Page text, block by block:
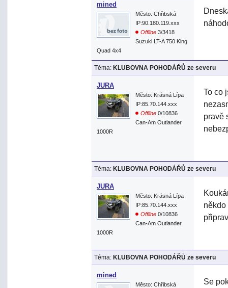
mined
Město: Chřibská
IP:90.180.119.xxx
Offline 3/3418
Suzuki LT-A 750 King
Quad 4x4
Téma: KLUBOVNA POHODÁŘŮ ze severu
JURA
Město: Krásná Lípa
IP:85.70.144.xxx
Offline 0/10836
Can-Am Outlander
1000R
To co
pravě
Téma: KLUBOVNA POHODÁŘŮ ze severu
JURA
Město: Krásná Lípa
IP:85.70.144.xxx
Offline 0/10836
Can-Am Outlander
1000R
Téma: KLUBOVNA POHODÁŘŮ ze severu
mined
Město: Chřibská
Se